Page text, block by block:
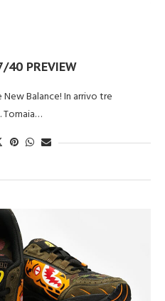
40 PREVIEW
Balance! In arrivo tre
Tomaia…